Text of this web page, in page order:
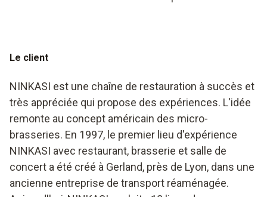
Le client
NINKASI est une chaîne de restauration à succès et
très appréciée qui propose des expériences. L'idée
remonte au concept américain des micro-
brasseries. En 1997, le premier lieu d'expérience
NINKASI avec restaurant, brasserie et salle de
concert a été créé à Gerland, près de Lyon, dans une
ancienne entreprise de transport réaménagée.